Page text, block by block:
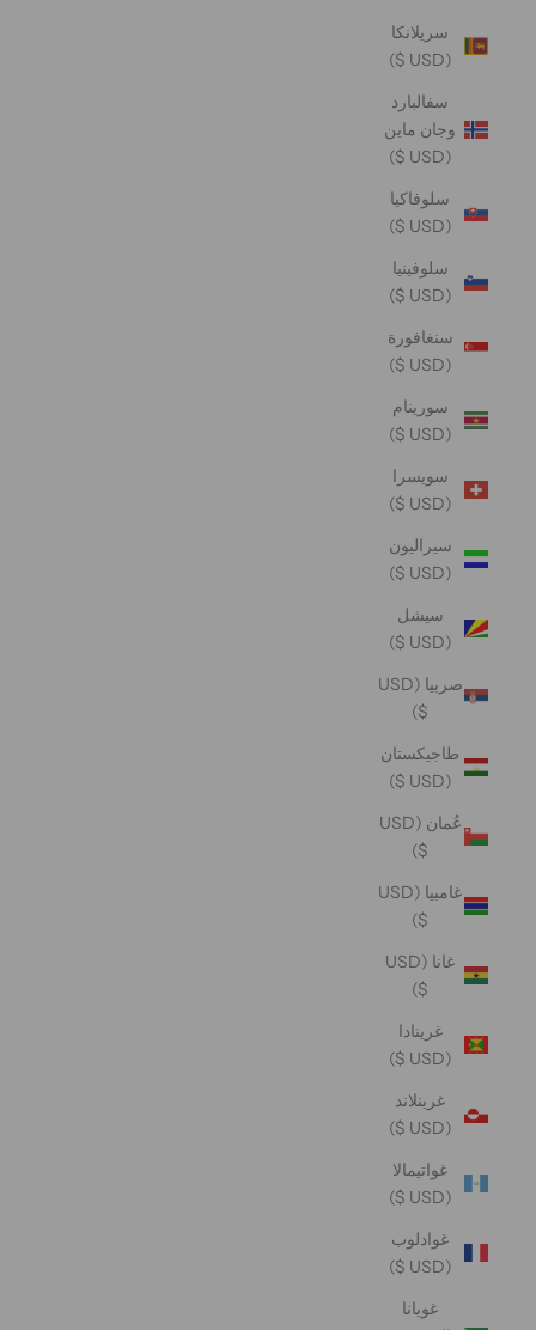
سريلانكا
(USD $)
سفالبارد
وجان ماين
(USD $)
سلوفاكيا
(USD $)
سلوفينيا
(USD $)
سنغافورة
(USD $)
سورينام
(USD $)
سويسرا
(USD $)
سيراليون
(USD $)
سيشل
(USD $)
صربيا (USD
$)
طاجيكستان
(USD $)
عُمان (USD
$)
غامبيا (USD
$)
غانا (USD
$)
غرينادا
(USD $)
غرينلاند
(USD $)
غواتيمالا
(USD $)
غوادلوب
(USD $)
غويانا